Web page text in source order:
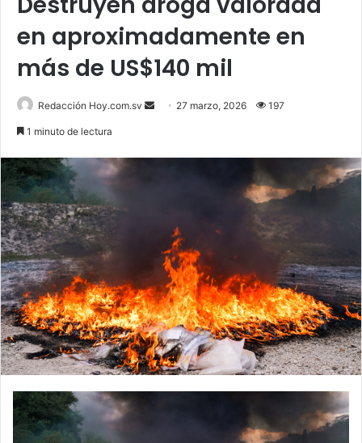
en aproximadamente en
más de US$140 mil
Redacción Hoy.com.sv
Send 27 marzo, 2026 197
1 minuto de lectura